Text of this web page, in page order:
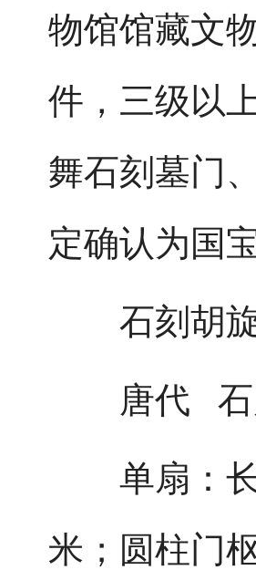
物馆馆藏文
件，三级以
舞石刻墓门
定确认为国
石刻胡旋
唐代 石
单扇：长
米；圆柱门